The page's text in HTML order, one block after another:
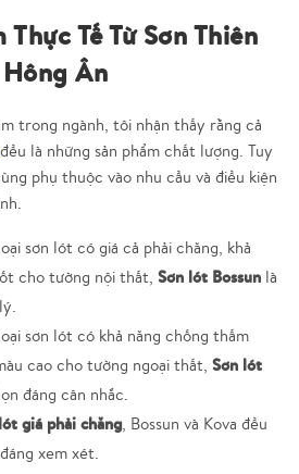
Tế Từ Sơn Thiên
Hông Ân
trong ngành, tôi nhận thấy rằng cả
đều là những sản phẩm chất lượng. Tuy
phụ thuộc vào nhu cầu và điều kiện
sơn lót có giá cả phải chăng, khả
cho tường nội thất, Sơn lót Bossun là
sơn lót có khả năng chống thấm
cao cho tường ngoại thất, Sơn lót
đáng cân nhắc.
giá phải chăng, Bossun và Kova đều
xem xét.